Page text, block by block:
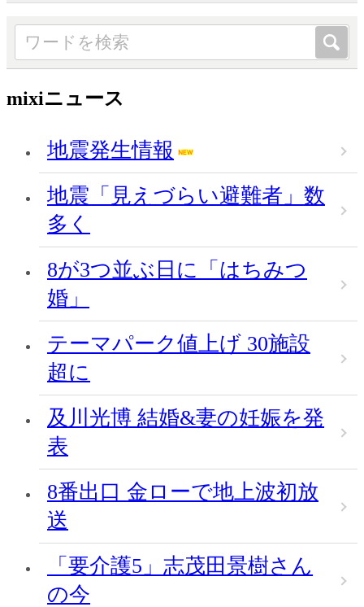
mixiニュース
地震発生情報
地震「見えづらい避難者」数
多く
8が3つ並ぶ日に「はちみつ
婚」
テーマパーク値上げ 30施設
超に
及川光博 結婚&妻の妊娠を発
表
8番出口 金ローで地上波初放
送
「要介護5」志茂田景樹さん
の今